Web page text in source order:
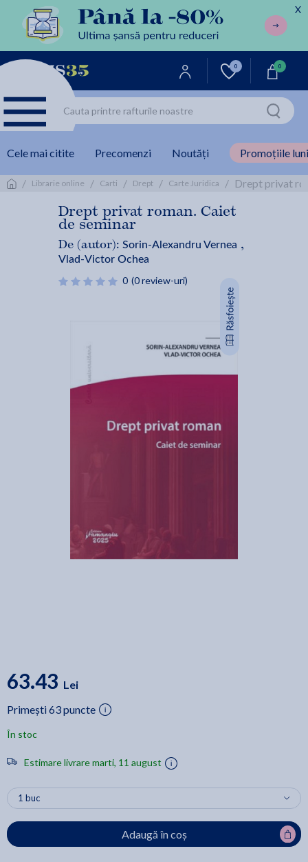
X
0 0
Cele mai citite Precomenzi Noutăți Promoțiile
/ Librarie online / Carti / Drept / Carte Juridica / Drept privat
Drept privat roman. Caiet
de seminar
De (autor): Sorin-Alexandru Vernea ,
Vlad-Victor Ochea
0 (0 review-uri)
63.43 Lei
Primești 63 puncte
În stoc
Estimare livrare marti, 11 august
Adaugă în coș